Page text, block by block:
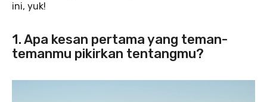
ini, yuk!
1. Apa kesan pertama yang teman-
temanmu pikirkan tentangmu?